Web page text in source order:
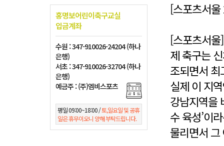
홍명보어린이축구교실
입금계좌
수원 : 347-910026-24204 (하나
은행)
서초 : 347-910026-32704 (하나
은행)
예금주 : (주)엠비스포츠
평일 09:00~18:00 /토,일요일 및 공휴
일은 휴무이오니 양해 부탁드립니다.
[스포츠서
[스포츠서
제 축구는
조되면서
실제 이 지
강남지역을
수 육성’이
물리면서